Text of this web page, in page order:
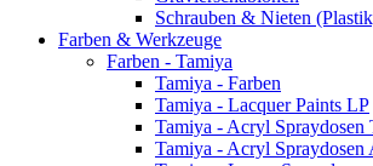
Schrauben & Nieten
Farben & Werkzeuge
Farben - Tamiya
Tamiya - Farben
Tamiya - Lacquer Paints LP
Tamiya - Acryl Spraydosen
Tamiya - Acryl Spraydosen